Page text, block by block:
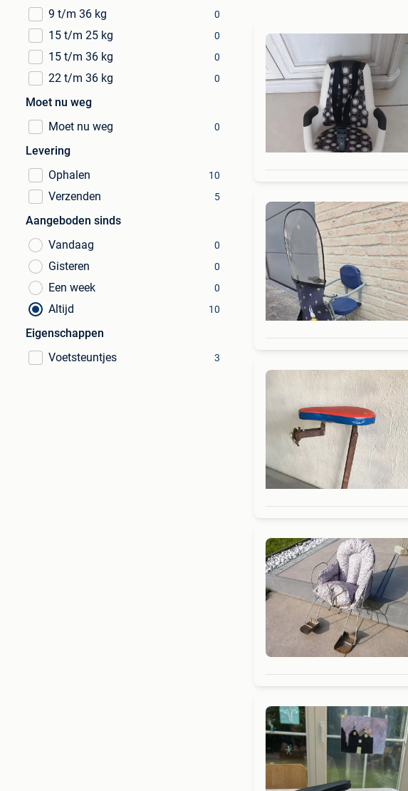
9 t/m 36 kg 0
15 t/m 25 kg 0
15 t/m 36 kg 0
22 t/m 36 kg 0
Moet nu weg
Moet nu weg
0
Levering
Ophalen
10
Verzenden 5
Aangeboden sinds
Vandaag
0
Gisteren 0
Een week 0
Altijd 10
Eigenschappen
Voetsteuntjes
3